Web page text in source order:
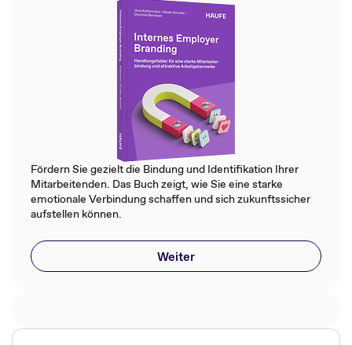
Fördern Sie gezielt die Bindung und Identifikation Ihrer
Mitarbeitenden. Das Buch zeigt, wie Sie eine starke
emotionale Verbindung schaffen und sich zukunftssicher
aufstellen können.
Weiter